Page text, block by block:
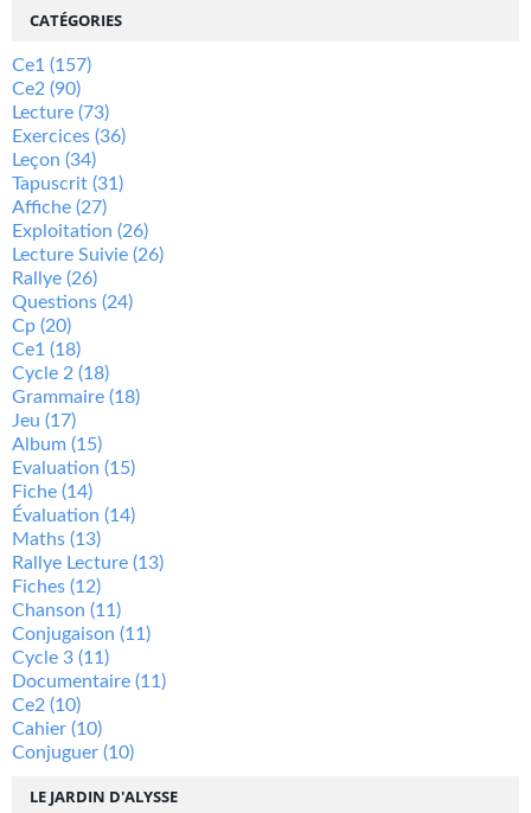
LE JARDIN D'ALYSSE
CATÉGORIES
Ce1 (157)
Ce2 (90)
Lecture (73)
Exercices (36)
Leçon (34)
Tapuscrit (31)
Affiche (27)
Exploitation (26)
Lecture Suivie (26)
Rallye (26)
Questions (24)
Cp (20)
Ce1 (18)
Cycle 2 (18)
Grammaire (18)
Jeu (17)
Album (15)
Evaluation (15)
Fiche (14)
Évaluation (14)
Maths (13)
Rallye Lecture (13)
Fiches (12)
Chanson (11)
Conjugaison (11)
Cycle 3 (11)
Documentaire (11)
Ce2 (10)
Cahier (10)
Conjuguer (10)